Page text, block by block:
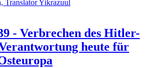
- Verbrechen des Hitler-
heute für